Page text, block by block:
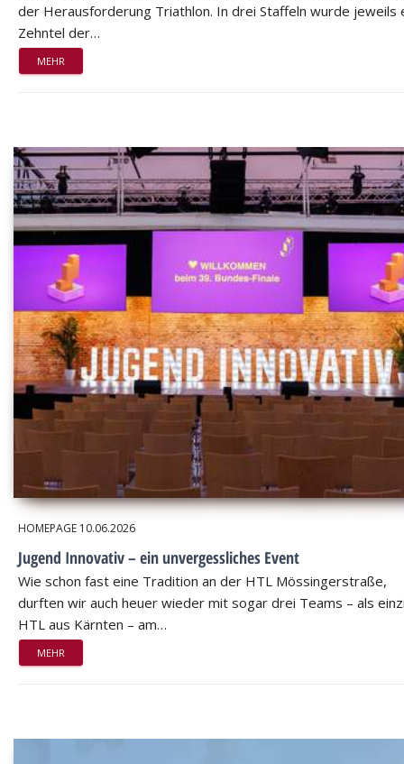
der Herausforderung Triathlon. In drei Staffeln wurde jeweils
Zehntel der…
MEHR
HOMEPAGE 10.06.2026
Jugend Innovativ – ein unvergessliches Event
Wie schon fast eine Tradition an der HTL Mössingerstraße,
durften wir auch heuer wieder mit sogar drei Teams – als
HTL aus Kärnten – am…
MEHR